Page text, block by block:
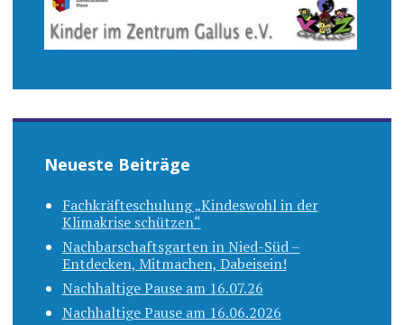
Neueste Beiträge
Fachkräfteschulung „Kindeswohl in der
Klimakrise schützen“
Nachbarschaftsgarten in Nied-Süd –
Entdecken, Mitmachen, Dabeisein!
Nachhaltige Pause am 16.07.26
Nachhaltige Pause am 16.06.2026